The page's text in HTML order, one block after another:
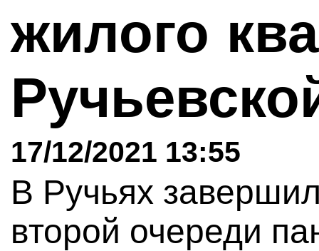
жилого
17/12/2021 13:55
В Ручьях
второй очереди